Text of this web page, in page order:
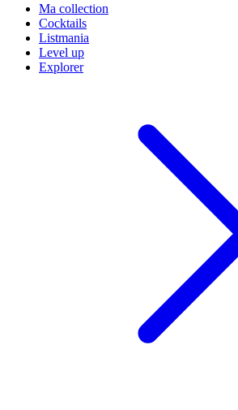
Ma collection
Cocktails
Listmania
Level up
Explorer